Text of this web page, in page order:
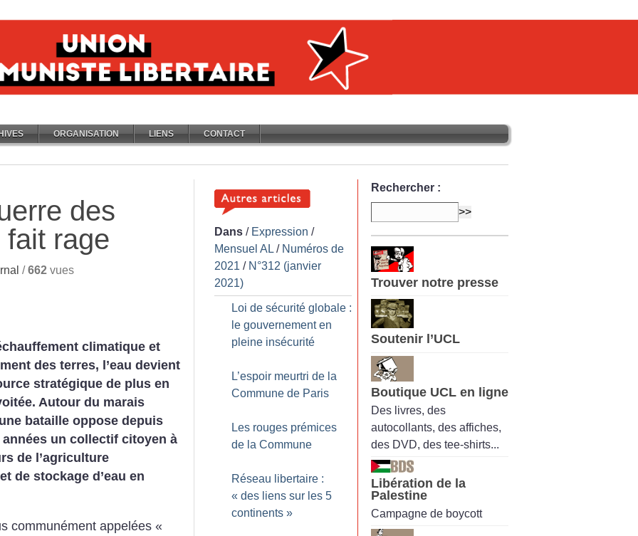
ORGANISATION LIENS CONTACT
des
rage
/662 vues
climatique et
des terres, l’eau devient
stratégique de plus en
Autour du marais
bataille oppose depuis
un collectif citoyen à
de l’agriculture
de stockage d’eau en
communément appelées «
Dans / Expression /
Mensuel AL / Numéros de
2021 / N°312 (janvier
2021)
Loi de sécurité globale :
le gouvernement en
pleine insécurité
L’espoir meurtri de la
Commune de Paris
Les rouges prémices
de la Commune
Réseau libertaire :
« des liens sur les 5
continents »
Rechercher :
Trouver notre presse
Soutenir l’UCL
Boutique UCL en ligne
Des livres, des
autocollants, des affiches,
des DVD, des tee-shirts...
Libération de la
Palestine
Campagne de boycott